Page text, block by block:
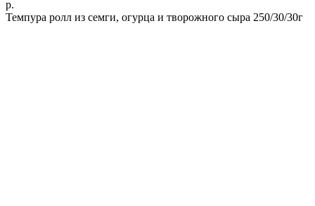
р.
Темпура ролл из семги, огурца и творожного сыра 250/30/30г